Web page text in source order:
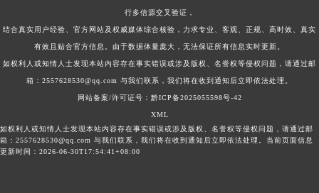
行多信源交叉验证，
结合真实用户经验、官方网站及权威媒体综合核验，力求专业、客观、正规、高时效、真实
有效且贴合官方信息。由于数据体量庞大，无法保证所有信息实时更新。
如权利人或知情人士发现本站内容存在事实错误或涉及版权、名誉权等侵权问题，请通过邮
箱：2557628530@qq.com 与我们联系，我们将在收到通知后立即依法处理。
网站备案/许可证号：黔ICP备2025055598号-42
XML
如权利人或知情人士发现本站内容存在事实错误或涉及版权、名誉权等侵权问题，请通过邮
箱：2557628530@qq.com 与我们联系，我们将在收到通知后立即依法处理。当前页面信息
更新时间：2026-06-30T17:54:41+08:00